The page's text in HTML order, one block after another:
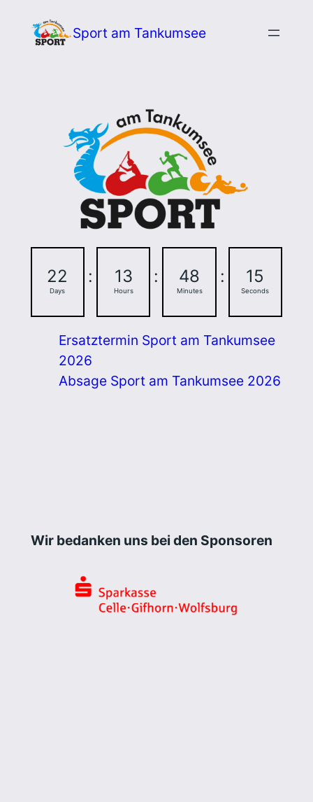
Inhalt
Sport am Tankumsee
22
Days
: 13
Hours
: 48
Minutes
: 14
Seconds
Ersatztermin Sport am Tankumsee
2026
Absage Sport am Tankumsee 2026
Wir bedanken uns bei den Sponsoren